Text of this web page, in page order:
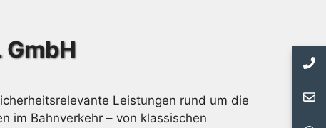
GmbH
Leistungen rund um die
im Bahnverkehr – von klassischen